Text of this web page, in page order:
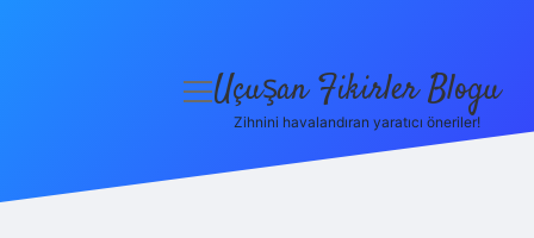
menüyü
Uçuşan Fikirler Blogu
Zihnini havalandıran yaratıcı öneriler!